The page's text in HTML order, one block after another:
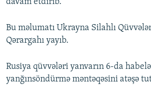
davam etdirib.
Bu məlumatı Ukrayna Silahlı
Qərargahı yayıb.
Rusiya qüvvələri yanvarın 6-da
yanğınsöndürmə məntəqəsini atəşə